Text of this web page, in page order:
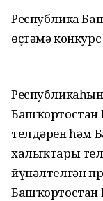
Республика
өҫтәмә
Башҡортостан
телдәрен һәм
халыҡтары
йүнәлтелгән
Башҡортостан